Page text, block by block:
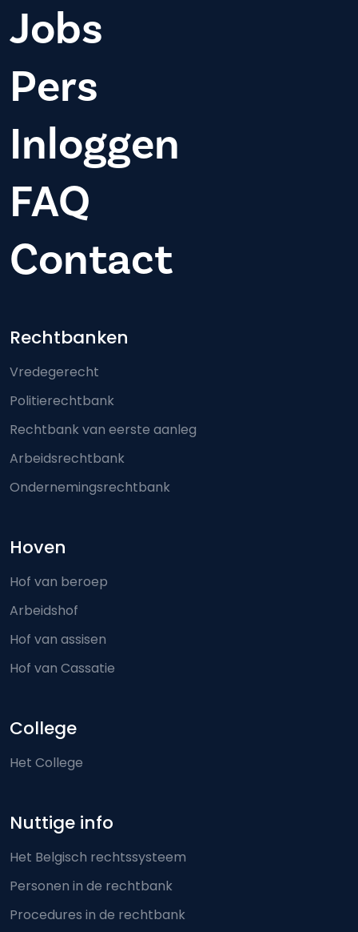
Jobs
Pers
Inloggen
FAQ
Contact
Footer-menu
Rechtbanken
Vredegerecht
Politierechtbank
Rechtbank van eerste aanleg
Arbeidsrechtbank
Ondernemingsrechtbank
Hoven
Hof van beroep
Arbeidshof
Hof van assisen
Hof van Cassatie
College
Het College
Nuttige info
Het Belgisch rechtssysteem
Personen in de rechtbank
Procedures in de rechtbank